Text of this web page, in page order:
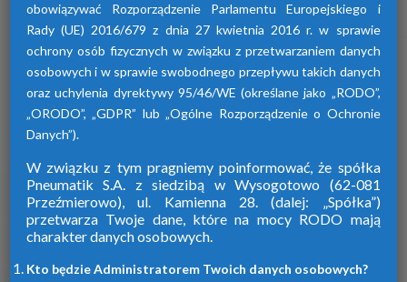
Firma Pneumatik pojawiła się na rynku
sprężonego powietrza, dostarczając
obowiązywać Rozporządzenie Parlamentu Europejskiego i
Rady (UE) 2016/679 z dnia 27 kwietnia 2016 r. w sprawie
ochrony osób fizycznych w związku z przetwarzaniem danych
osobowych i w sprawie swobodnego przepływu takich danych
oraz uchylenia dyrektywy 95/46/WE (określane jako „RODO”,
„ORODO”, „GDPR” lub „Ogólne Rozporządzenie o Ochronie
Danych”).
W związku z tym pragniemy poinformować, że spółka
Pneumatik S.A. z siedzibą w Wysogotowo (62-081
Przeźmierowo), ul. Kamienna 28. (dalej: „Spółka”)
przetwarza Twoje dane, które na mocy RODO mają
charakter danych osobowych.
Kto będzie Administratorem Twoich danych osobowych?